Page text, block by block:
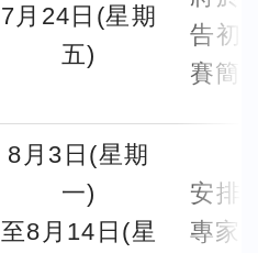
7月24日(星期
五)
告初
賽簡
8月3日(星期
一)
至8月14日(星
安排
專家